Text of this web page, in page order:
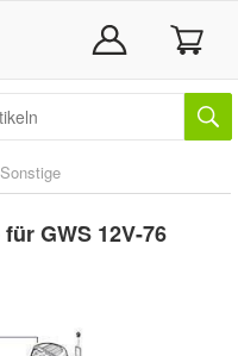
Sonstige
GWS 12V-76